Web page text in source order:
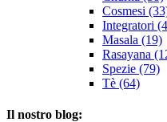
Cosmesi
Integratori
Masala (19)
Rasayana
Spezie (79)
Tè (64)
Il nostro blog: